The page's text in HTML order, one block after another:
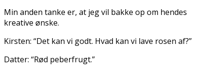
Min anden tanke er, at jeg vil bakke op om hendes
kreative ønske.
Kirsten: “Det kan vi godt. Hvad kan vi lave rosen af?”
Datter: “Rød peberfrugt.”